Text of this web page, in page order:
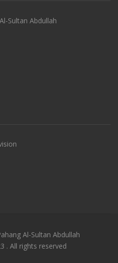
Sultan Abdullah
Al-Sultan Abdullah
. All rights reserved